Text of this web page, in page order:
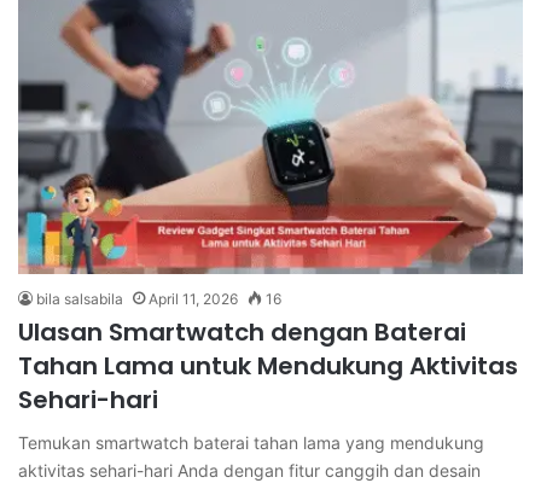
bila salsabila April 11, 2026 16
Ulasan Smartwatch dengan Baterai
Tahan Lama untuk Mendukung Aktivitas
Sehari-hari
Temukan smartwatch baterai tahan lama yang mendukung
aktivitas sehari-hari Anda dengan fitur canggih dan desain